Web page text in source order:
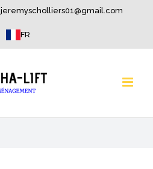
jeremyscholliers01@gmail.com
FR